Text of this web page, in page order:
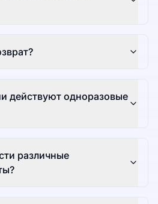
действуют одноразовые
различные